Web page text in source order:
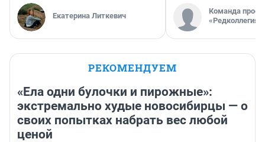
Екатерина Литкевич
Команда
«Редколлегия»
РЕКОМЕНДУЕМ
«Ела одни булочки и пирожные»:
экстремально худые новосибирцы — о
своих попытках набрать вес любой
ценой